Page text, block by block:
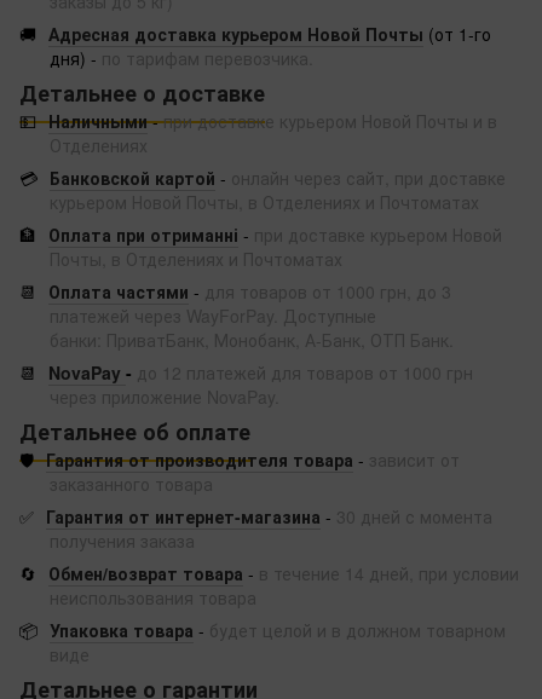
🚚 Адресная доставка курьером Новой Почты (от 1-го
дня) - по тарифам перевозчика.
Детальнее о доставке
💵 Наличными-при доставке курьером Новой Почты и в
Отделениях
💳 Банковской картой - онлайн через сайт, при доставке
курьером Новой Почты, в Отделениях и Почтоматах
🏦
Оплата при отриманні - при доставке курьером Новой
Почты, в Отделениях и Почтоматах
📆
Оплата частями - для товаров от 1000 грн, до 3
платежей через WayForPay. Доступные
банки: ПриватБанк, Монобанк, А-Банк, ОТП Банк.
📆
NovaPay - до 12 платежей для товаров от 1000 грн
через приложение NovaPay.
Детальнее об оплате
🛡️ Гарантия от производителя товара - зависит от
заказанного товара
✅ Гарантия от интернет-магазина - 30 дней с момента
получения заказа
🔄
Обмен/возврат товара - в течение 14 дней, при условии
неиспользования товара
📦 Упаковка товара - будет целой и в должном товарном
виде
Детальнее о гарантии